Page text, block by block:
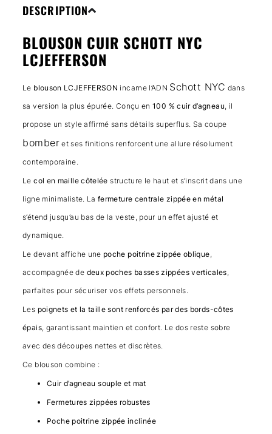
DESCRIPTION
BLOUSON CUIR SCHOTT NYC
LCJEFFERSON
Le blouson LCJEFFERSON incarne l’ADN Schott NYC dans
sa version la plus épurée. Conçu en100 % cuir d’agneau, il
propose un style affirmé sans détails superflus. Sa coupe
bomber et ses finitions renforcent une allure résolument
contemporaine.
Lecol en maille côtelée structure le haut et s’inscrit dans une
ligne minimaliste. Lafermeture centrale zippée en métal
s’étend jusqu’au bas de la veste, pour un effet ajusté et
dynamique.
Le devant affiche une poche poitrine zippée oblique,
accompagnée de deux poches basses zippées verticales,
parfaites pour sécuriser vos effets personnels.
Les poignets et la taille sont renforcés par des bords-côtes
épais, garantissant maintien et confort. Le dos reste sobre
avec des découpes nettes et discrètes.
Ce blouson combine :
Cuir d’agneau souple et mat
Fermetures zippées robustes
Poche poitrine zippée inclinée